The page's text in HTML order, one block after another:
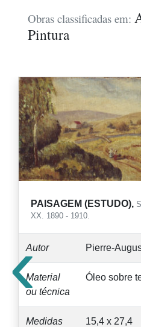
Obras classificadas em:
Pintura
PAISAGEM (ESTUDO),
XX. 1890 - 1910.
Autor Pierre-
Material
ou técnica
Óleo sobre
Medidas 15,4 x 27,4
‹